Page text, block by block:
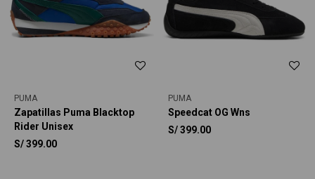
PUMA
Zapatillas Puma Blacktop
Rider Unisex
S/399.00
PUMA
Speedcat OG Wns
S/399.00